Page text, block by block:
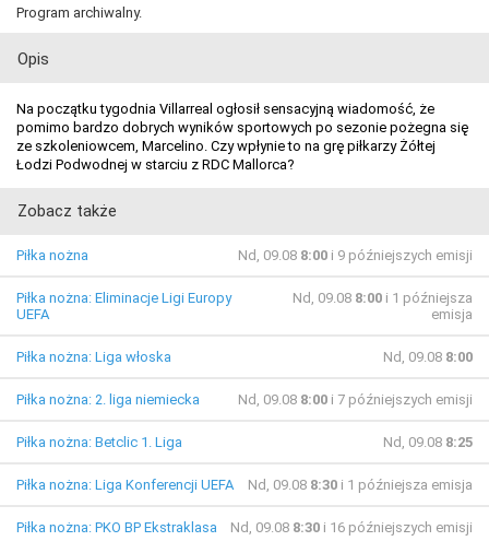
Program archiwalny.
Opis
Na początku tygodnia Villarreal ogłosił sensacyjną wiadomość, że
pomimo bardzo dobrych wyników sportowych po sezonie pożegna się
ze szkoleniowcem, Marcelino. Czy wpłynie to na grę piłkarzy Żółtej
Łodzi Podwodnej w starciu z RDC Mallorca?
Zobacz także
Piłka nożna Nd, 09.08 8:00 i 9 późniejszych emisji
Piłka nożna: Eliminacje Ligi Europy
UEFA
Nd, 09.08 8:00 i 1 późniejsza
emisja
Piłka nożna: Liga włoska Nd, 09.08 8:00
Piłka nożna: 2. liga niemiecka Nd, 09.08 8:00 i 7 późniejszych emisji
Piłka nożna: Betclic 1. Liga Nd, 09.08 8:25
Piłka nożna: Liga Konferencji UEFA Nd, 09.08 8:30 i 1 późniejsza emisja
Piłka nożna: PKO BP Ekstraklasa Nd, 09.08 8:30 i 16 późniejszych emisji